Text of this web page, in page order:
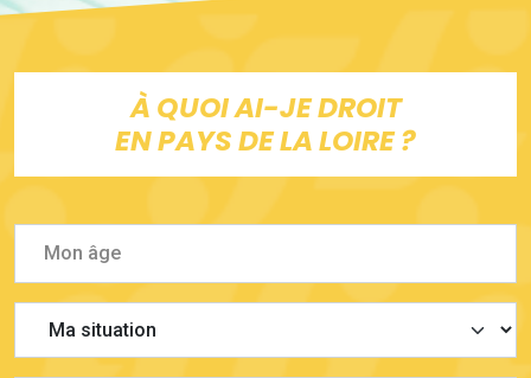
À QUOI AI-JE DROIT
EN PAYS DE LA LOIRE ?